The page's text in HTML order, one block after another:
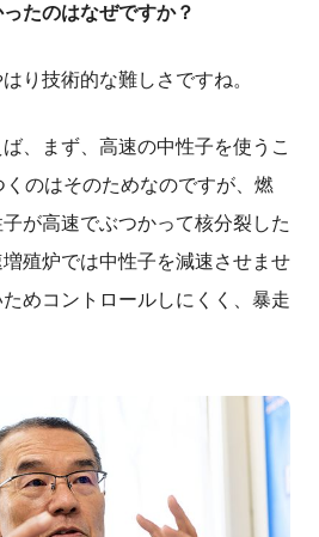
たのはなぜですか？
り技術的な難しさですね。
、まず、高速の中性子を使うこ
くのはそのためなのですが、燃
が高速でぶつかって核分裂した
殖炉では中性子を減速させませ
めコントロールしにくく、暴走